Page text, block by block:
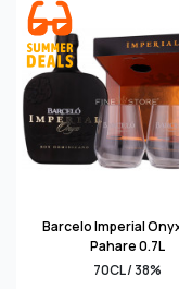
Barcelo Imperial
Pahare 0.7L
70CL / 38%